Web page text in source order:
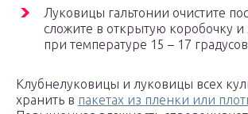
Луковицы гальтонии очистите
сложите в открытую коробочку
при температуре 15 – 17
Клубнелуковицы и луковицы всех
хранить в пакетах из пленки или